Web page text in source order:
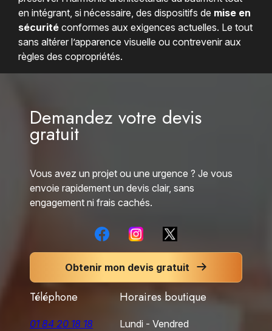
en intégrant, si nécessaire, des dispositifs de mise en
sécuritéconformes aux exigences actuelles. Le tout
sans altérer l’apparence visuelle ou contrevenir aux
règles des copropriétés.
Demandez votre devis
gratuit
Vous avez un projet ou une urgence ? Je vous
envoie rapidement un devis clair, sans
engagement ni frais cachés.
Obtenir mon devis gratuit
Téléphone
01 84 20 18 18
Horaires boutique
Lundi - Vendred